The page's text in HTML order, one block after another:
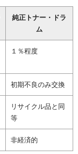
純正トナー・ドラ
ム
１％程度
初期不良のみ交換
リサイクル品と同
等
非経済的